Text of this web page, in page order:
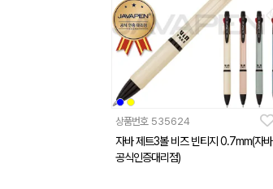
상품번호 535624
자바 제트3볼 비즈 빈티지 0.7mm(자바
공식인증대리점)